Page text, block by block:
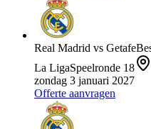
Real Madrid vs Getafe
La LigaSpeelronde 18
zondag 3 januari 2027
Offerte aanvragen